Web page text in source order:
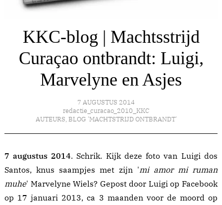
KKC-blog | Machtsstrijd
Curaçao ontbrandt: Luigi,
Marvelyne en Asjes
7 AUGUSTUS 2014
redactie_curacao_2010_KKC
AUTEURS, BLOG 'MACHTSTRIJD ONTBRANDT'
7 augustus 2014. Schrik. Kijk deze foto van Luigi dos
Santos, knus saampjes met zijn 'mi amor mi ruman
muhe' Marvelyne Wiels? Gepost door Luigi op Facebook
op 17 januari 2013, ca 3 maanden voor de moord op